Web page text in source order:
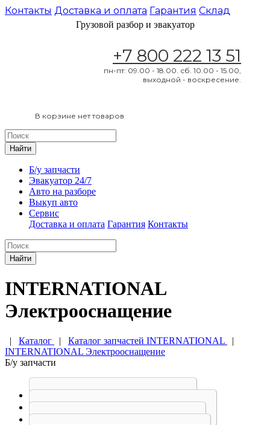
Контакты Доставка и оплата Гарантия Склад
Грузовой разбор и эвакуатор
+7 800 222 13 51
пн-пт: 09.00 - 18.00. сб. 10.00 - 15.00,
выходной - воскресение.
В корзине нет товаров
Найти
Б/у запчасти
Эвакуатор 24/7
Авто на разборе
Выкуп авто
Сервис
Доставка и оплата Гарантия Контакты
Найти
INTERNATIONAL
Электрооснащение
| Каталог | Каталог запчастей INTERNATIONAL
|
INTERNATIONAL Электрооснащение
Б/у запчасти